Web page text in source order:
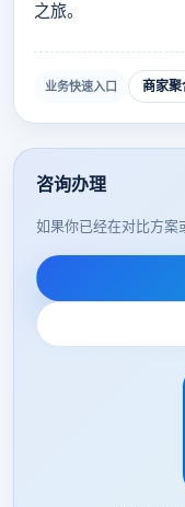
之旅。
业务快速入口 商家聚
咨询办理
如果你已经在对比方案